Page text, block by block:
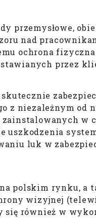
przemysłowe,
nad
ochrona
stawianych przez
z niezależnym od
w
uszkodzenia
luk w
polskim rynku, a
wizyjnej
się również w